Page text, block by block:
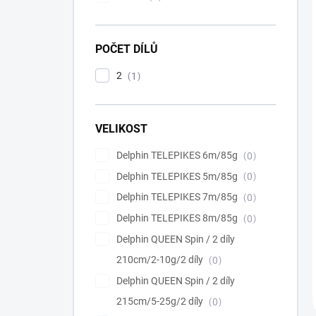
POČET DÍLŮ
2 1
VELIKOST
Delphin TELEPIKES 6m/85g
0
Delphin TELEPIKES 5m/85g
0
Delphin TELEPIKES 7m/85g
0
Delphin TELEPIKES 8m/85g
0
Delphin QUEEN Spin / 2 díly
210cm/2-10g/2 díly
0
Delphin QUEEN Spin / 2 díly
215cm/5-25g/2 díly
0